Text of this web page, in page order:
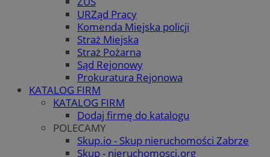
URZąd Pracy
Komenda Miejska policji
Straż Miejska
Straż Pożarna
Sąd Rejonowy
Prokuratura Rejonowa
KATALOG FIRM
KATALOG FIRM
Dodaj firmę do katalogu
POLECAMY
Skup.io - Skup nieruchomości Zabrze
Skup - nieruchomosci.org